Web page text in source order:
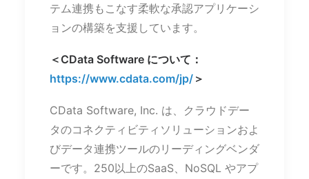
テム連携もこなす柔軟な承認アプリケーシ
ョンの構築を支援しています。
＜CData Software について：
https://www.cdata.com/jp/ ＞
CData Software, Inc. は、クラウドデー
タのコネクティビティソリューションおよ
びデータ連携ツールのリーディングベンダ
ーです。250以上のSaaS、NoSQL やアプ